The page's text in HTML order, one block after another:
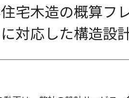
宅木造の概算フ
対応した構造設